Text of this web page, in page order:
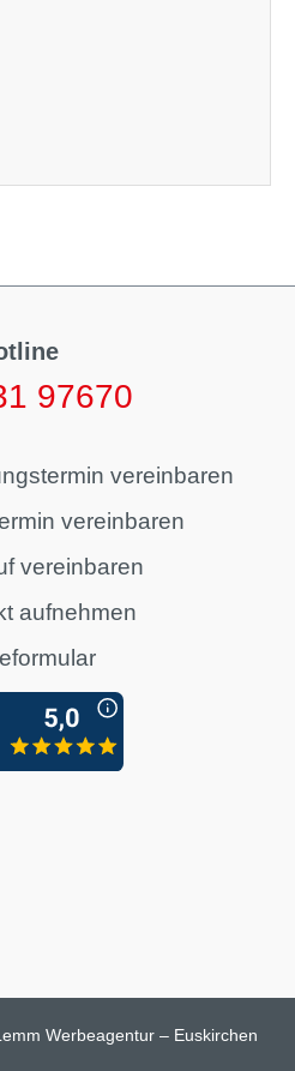
97670
vereinbaren
vereinbaren
vereinbaren
aufnehmen
Werbeagentur – Euskirchen